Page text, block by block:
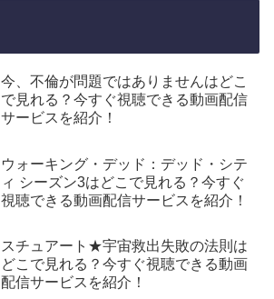
今、不倫が問題ではありませんはどこ
で見れる？今すぐ視聴できる動画配信
サービスを紹介！
ウォーキング・デッド：デッド・シテ
ィ シーズン3はどこで見れる？今すぐ
視聴できる動画配信サービスを紹介！
スチュアート★宇宙救出失敗の法則は
どこで見れる？今すぐ視聴できる動画
配信サービスを紹介！